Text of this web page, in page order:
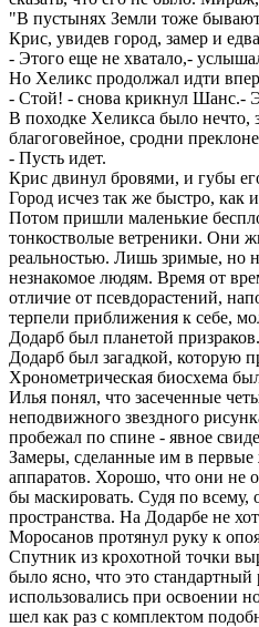
"В пустынях Земли тоже
Крис, увидев город, замер и
- Этого еще не хватало,-
Но Хеликс продолжал идти
- Стой! - снова крикнул Шанс.-
В походке Хеликса было нечто,
благоговейное, сродни
- Пусть идет.
Крис двинул бровями, и губы
Город исчез так же быстро, как
Потом пришли маленькие
тонкостволые ветреники. Они
реальностью. Лишь зримые, но
незнакомое людям. Время от
отличие от псевдорастений,
терпели приближения к себе,
Додарб был планетой призраков.
Додарб был загадкой, которую
Хронометрическая биосхема
Илья понял, что засеченные
неподвижного звездного
пробежал по спине - явное
Замеры, сделанные им в первые
аппаратов. Хорошо, что они не
бы маскировать. Судя по всему,
пространства. На Додарбе не
Моросанов протянул руку к
Спутник из крохотной точки
было ясно, что это
использовались при освоении
шел как раз с комплектом